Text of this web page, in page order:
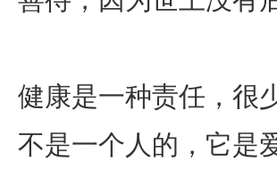
健康是一种责任，很
不是一个人的，它是